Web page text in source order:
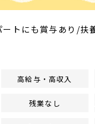
トにも賞与あり/
高給与・高収入
残業なし